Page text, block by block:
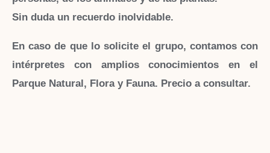
Sin duda un recuerdo inolvidable.
En caso de que lo solicite el grupo, contamos con
intérpretes con amplios conocimientos en el
Parque Natural, Flora y Fauna. Precio a consultar.